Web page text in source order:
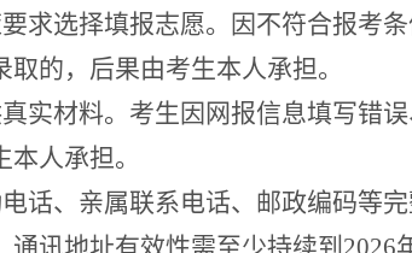
求选择填报志愿。因不符合报考
取的，后果由考生本人承担。
实材料。考生因网报信息填写错误
人承担。
话、亲属联系电话、邮政编码等
讯地址有效性需至少持续到 2026